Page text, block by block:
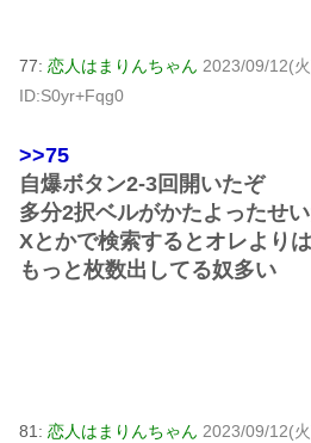
77: 恋人はまりんちゃん 2023/09/12(
ID:S0yr+Fqg0
>>75
自爆ボタン2-3回開いたぞ
多分2択ベルがかたよったせ
Xとかで検索するとオレより
もっと枚数出してる奴多い
81: 恋人はまりんちゃん 2023/09/12(